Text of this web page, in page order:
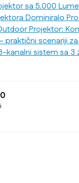
sa 5.000
Dominiralo
Projektor:
scenariji
kanalni sistem sa